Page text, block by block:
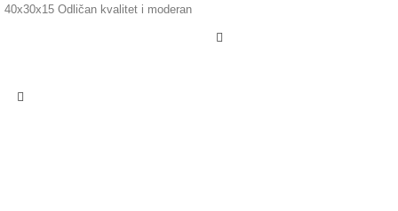
40x30x15 Odličan kvalitet i moderan